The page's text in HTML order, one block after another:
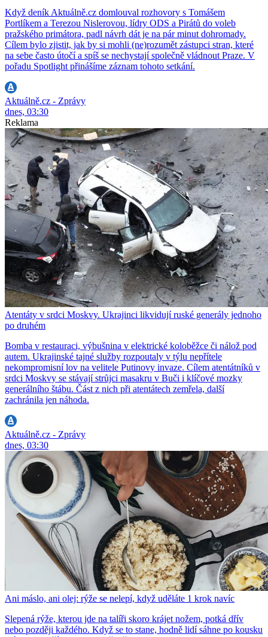
Když deník Aktuálně.cz domlouval rozhovory s Tomášem
Portlíkem a Terezou Nislerovou, lídry ODS a Pirátů do voleb
pražského primátora, padl návrh dát je na pár minut dohromady.
Cílem bylo zjistit, jak by si mohli (ne)rozumět zástupci stran, které
na sebe často útočí a spíš se nechystají společně vládnout Praze. V
pořadu Spotlight přinášíme záznam tohoto setkání.
Aktuálně.cz - Zprávy
dnes, 03:30
Reklama
Atentáty v srdci Moskvy. Ukrajinci likvidují ruské generály jednoho
po druhém
Bomba v restauraci, výbušnina v elektrické koloběžce či nálož pod
autem. Ukrajinské tajné služby rozpoutaly v týlu nepřítele
nekompromisní lov na velitele Putinovy invaze. Cílem atentátníků v
srdci Moskvy se stávají strůjci masakru v Buči i klíčové mozky
generálního štábu. Část z nich při atentátech zemřela, další
zachránila jen náhoda.
Aktuálně.cz - Zprávy
dnes, 03:30
Ani máslo, ani olej: rýže se nelepí, když uděláte 1 krok navíc
Slepená rýže, kterou jde na talíři skoro krájet nožem, potká dřív
nebo později každého. Když se to stane, hodně lidí sáhne po kousku